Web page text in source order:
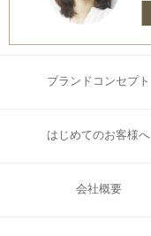
ブランドコンセプト
はじめてのお客様へ
会社概要